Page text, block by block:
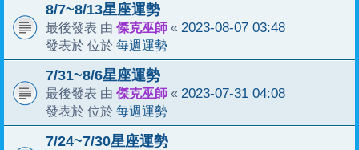
8/7~8/13星座運勢
最後發表 由 傑克巫師 « 2023-08-07 03:48
發表於 位於 每週運勢
7/31~8/6星座運勢
最後發表 由 傑克巫師 « 2023-07-31 04:08
發表於 位於 每週運勢
7/24~7/30星座運勢